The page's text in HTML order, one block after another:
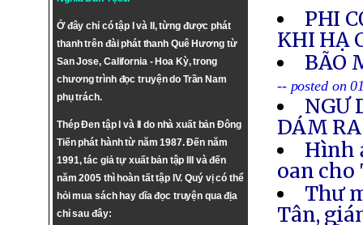
Ở đây chỉ có tập I và II, từng được phát
thanh trên đài phát thanh Quê Hương từ
San Jose, California - Hoa Kỳ, trong
chương trình đọc truyện do Trần Nam
phụ trách.
Thép Đen tập I và II do nhà xuất bản Đông
Tiến phát hành từ năm 1987. Đến năm
1991, tác giả tự xuất bản tập III và đến
năm 2005 thì hoàn tất tập IV. Quý vị có thể
hỏi mua sách hay dĩa đọc truyện qua địa
chỉ sau đây:
PHI
KHI HẠ
BÃO
-- posted on
NGƯ
DÁM
Hình
oan cho
Thư
Tân,